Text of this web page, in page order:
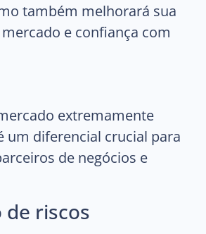
também melhorará sua
e confiança com
extremamente
um diferencial crucial para
de negócios e
de riscos